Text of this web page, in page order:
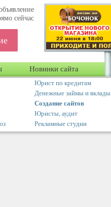
сейчас
Новинки сайта
Юрист по кредитам
Денежные займы и вклады
Создание сайтов
Юристы, аудит
Рекламные студии